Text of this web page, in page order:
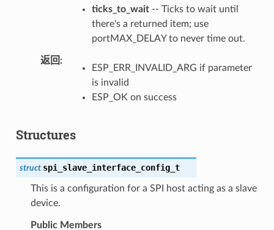
ticks_to_wait-- Ticks to wait until
there's a returned item; use
portMAX_DELAY to never time out.
返回
ESP_ERR_INVALID_ARG if parameter
is invalid
ESP_OK on success
Structures
struct spi_slave_interface_config_t
This is a configuration for a SPI host acting as a slave
device.
Public Members